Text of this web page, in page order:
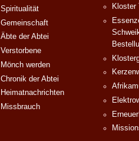
Spiritualität
Gemeinschaft
Äbte der Abtei
Verstorbene
Mönch werden
Chronik der Abtei
Heimatnachrichten
Missbrauch
Kloster